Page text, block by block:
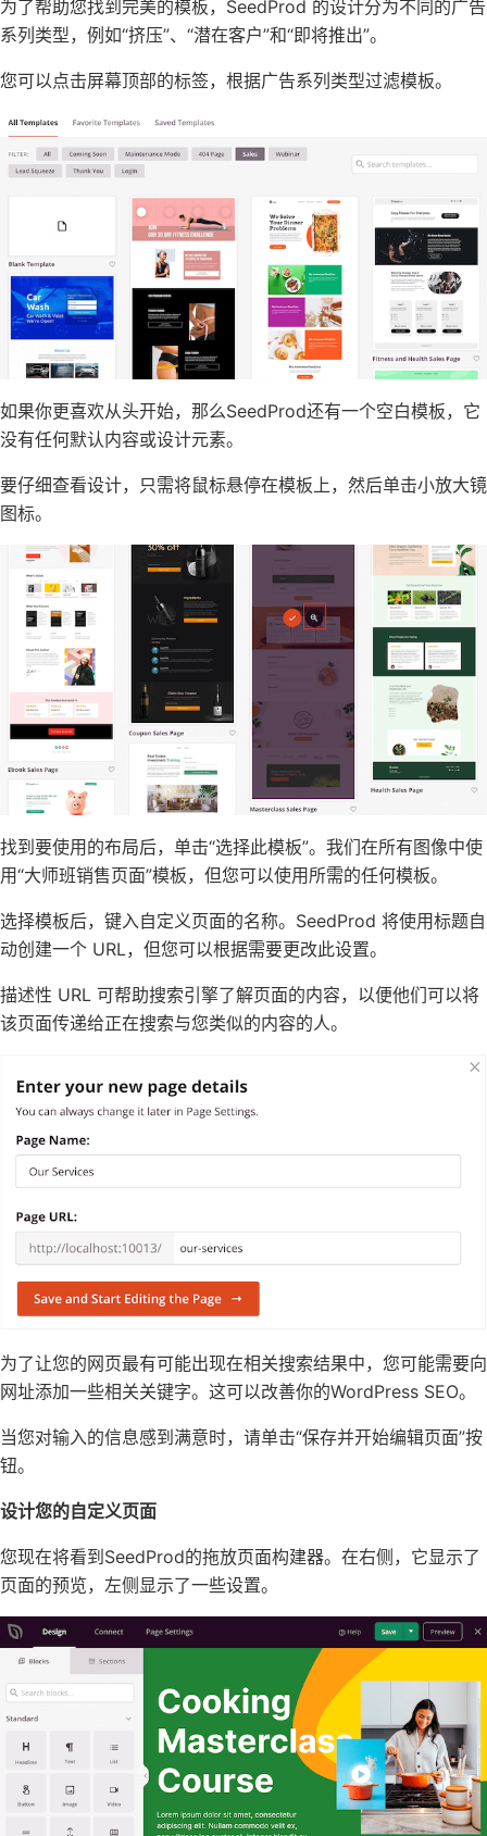
为了帮助您找到完美的模板，SeedProd 的设计分为不同的广告
系列类型，例如“挤压”、“潜在客户”和“即将推出”。
您可以点击屏幕顶部的标签，根据广告系列类型过滤模板。
如果你更喜欢从头开始，那么SeedProd还有一个空白模板，它
没有任何默认内容或设计元素。
要仔细查看设计，只需将鼠标悬停在模板上，然后单击小放大镜
图标。
找到要使用的布局后，单击“选择此模板”。我们在所有图像中使
用“大师班销售页面”模板，但您可以使用所需的任何模板。
选择模板后，键入自定义页面的名称。SeedProd 将使用标题自
动创建一个 URL，但您可以根据需要更改此设置。
描述性 URL 可帮助搜索引擎了解页面的内容，以便他们可以将
该页面传递给正在搜索与您类似的内容的人。
为了让您的网页最有可能出现在相关搜索结果中，您可能需要向
网址添加一些相关关键字。这可以改善你的WordPress SEO。
当您对输入的信息感到满意时，请单击“保存并开始编辑页面”按
钮。
设计您的自定义页面
您现在将看到SeedProd的拖放页面构建器。在右侧，它显示了
页面的预览，左侧显示了一些设置。